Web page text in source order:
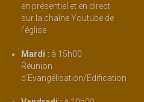
en présentiel et en direct
sur la chaîne Youtube de
l'église
Mardi : à 15h00
Réunion
d'Evangélisation/Edification